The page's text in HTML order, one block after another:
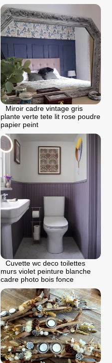
Miroir cadre vintage gris
plante verte tete lit rose poudre
papier peint
Cuvette wc deco toilettes
murs violet peinture blanche
cadre photo bois fonce